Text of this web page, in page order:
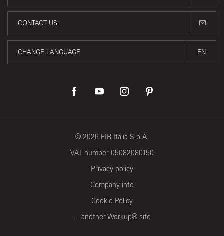
CONTACT US
CHANGE LANGUAGE EN
© 2026 FIR Italia S.p.A.
VAT number 05082080150
Privacy policy
Company info
Cookie Policy
... another Workup® site